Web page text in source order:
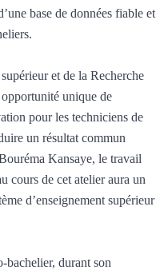
base de données fiable et
et de la Recherche
unique de
pour les techniciens de
un résultat commun
Kansaye, le travail
cours de cet atelier aura un
d’enseignement supérieur
bachelier, durant son